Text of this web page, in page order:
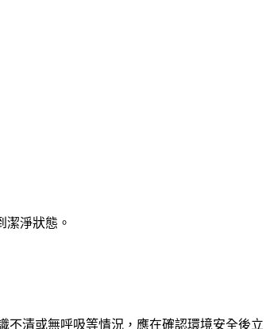
潔淨狀態。
不清或無呼吸等情況，應在確認環境安全後立